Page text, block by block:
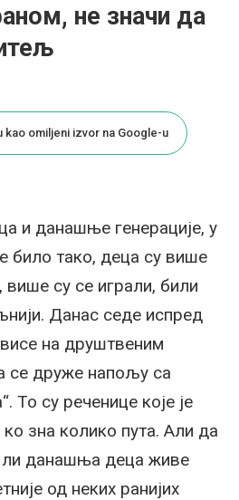
не значи да
kao omiljeni izvor na Google-u
и данашње генерације, у
било тако, деца су више
више су се играли, били
Данас седе испред
на друштвеним
се друже напољу са
То су реченице које је
зна колико пута. Али да
ли данашња деца живе
од неких ранијих